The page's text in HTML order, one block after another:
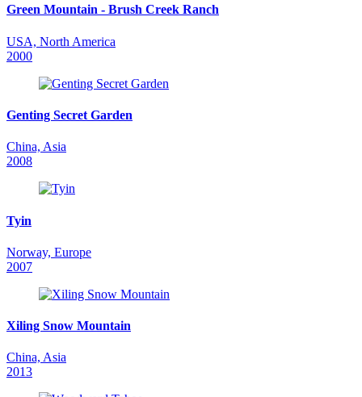
Green Mountain - Brush Creek Ranch
USA, North America
2000
Genting Secret Garden
China, Asia
2008
Tyin
Norway, Europe
2007
Xiling Snow Mountain
China, Asia
2013